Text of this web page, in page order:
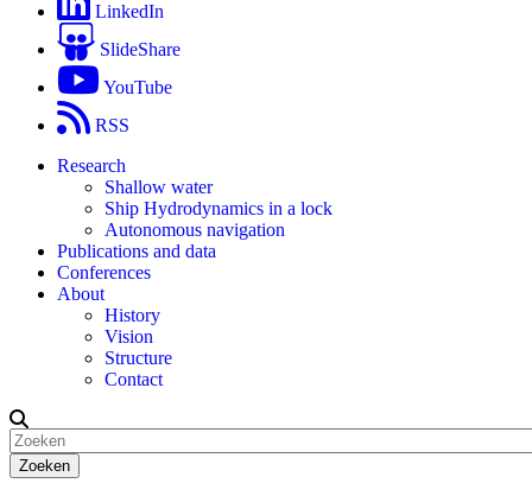
LinkedIn
SlideShare
YouTube
RSS
Research
Shallow water
Ship Hydrodynamics in a lock
Autonomous navigation
Publications and data
Conferences
About
History
Vision
Structure
Contact
Zoeken